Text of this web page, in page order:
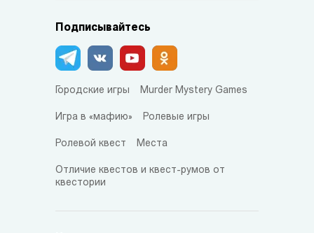
Подписывайтесь
Городские игры Murder Mystery Games
Игра в «мафию» Ролевые игры
Ролевой квест Места
Отличие квестов и квест-румов от
квестории